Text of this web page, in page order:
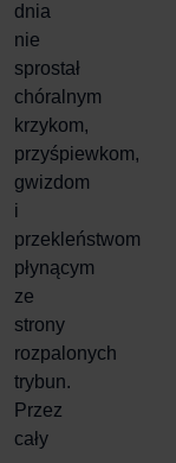
dnia
nie
sprostał
chóralnym
krzykom,
przyśpiewkom,
gwizdom
i
przekleństwom
płynącym
ze
strony
rozpalonych
trybun.
Przez
cały